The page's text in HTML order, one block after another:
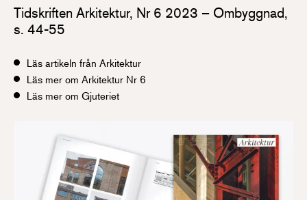
Tidskriften Arkitektur, Nr 6 2023 – Ombyggnad,
s. 44-55
Läs artikeln från Arkitektur
Läs mer om Arkitektur Nr 6
Läs mer om Gjuteriet